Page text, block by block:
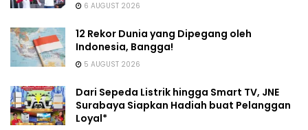
6 AUGUST 2026
12 Rekor Dunia yang Dipegang oleh
Indonesia, Bangga!
5 AUGUST 2026
Dari Sepeda Listrik hingga Smart TV, JNE
Surabaya Siapkan Hadiah buat Pelanggan
Loyal*